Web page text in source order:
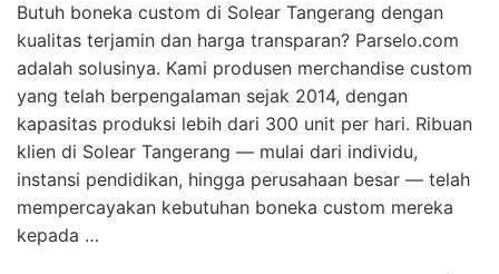
Butuh boneka custom di Solear Tangerang dengan
kualitas terjamin dan harga transparan? Parselo.com
adalah solusinya. Kami produsen merchandise custom
yang telah berpengalaman sejak 2014, dengan
kapasitas produksi lebih dari 300 unit per hari. Ribuan
klien di Solear Tangerang — mulai dari individu,
instansi pendidikan, hingga perusahaan besar — telah
mempercayakan kebutuhan boneka custom mereka
kepada …